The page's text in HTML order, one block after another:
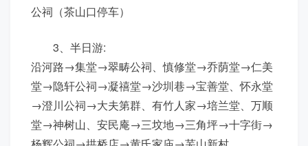
公祠（茶山口停车）
3、半日游:
沿河路→集堂→翠畴公祠、慎修堂→乔荫堂→仁美
堂→隐轩公祠→凝禧堂→沙圳巷→宝善堂、怀永堂
→澄川公祠→大夫第群、有竹人家→培兰堂、万顺
堂→神树山、安民庵→三坟地→三角坪→十字街→